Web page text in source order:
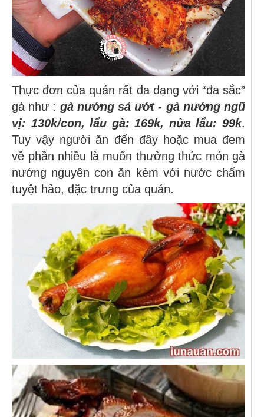
Thực đơn của quán rất đa dạng với “đa sắc”
gà như : gà nướng sả ướt - gà nướng ngũ
vị: 130k/con, lẩu gà: 169k, nửa lẩu: 99k.
Tuy vậy người ăn đến đây hoặc mua đem
về phần nhiều là muốn thưởng thức món gà
nướng nguyên con ăn kèm với nước chấm
tuyệt hảo, đặc trưng của quán.